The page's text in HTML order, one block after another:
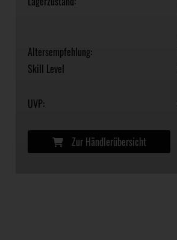
Altersempfehlung:
Skill Level
UVP:
Zur Händlerübersicht